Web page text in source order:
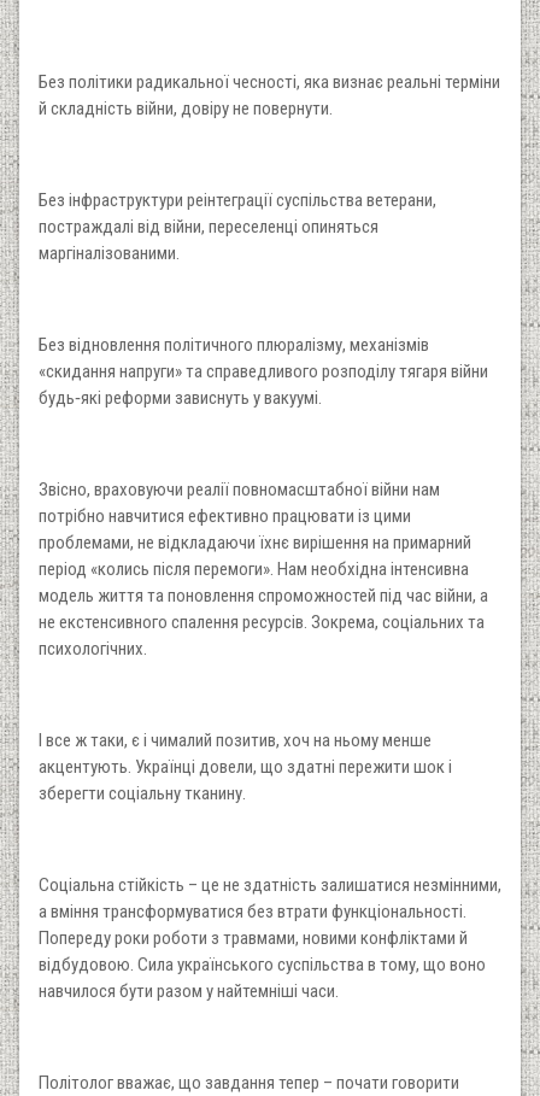
Без політики радикальної чесності, яка визнає реальні терміни
й складність війни, довіру не повернути.
Без інфраструктури реінтеграції суспільства ветерани,
постраждалі від війни, переселенці опиняться
маргіналізованими.
Без відновлення політичного плюралізму, механізмів
«скидання напруги» та справедливого розподілу тягаря війни
будь‑які реформи зависнуть у вакуумі.
Звісно, враховуючи реалії повномасштабної війни нам
потрібно навчитися ефективно працювати із цими
проблемами, не відкладаючи їхнє вирішення на примарний
період «колись після перемоги». Нам необхідна інтенсивна
модель життя та поновлення спроможностей під час війни, а
не екстенсивного спалення ресурсів. Зокрема, соціальних та
психологічних.
І все ж таки, є і чималий позитив, хоч на ньому менше
акцентують. Українці довели, що здатні пережити шок і
зберегти соціальну тканину.
Соціальна стійкість – це не здатність залишатися незмінними,
а вміння трансформуватися без втрати функціональності.
Попереду роки роботи з травмами, новими конфліктами й
відбудовою. Сила українського суспільства в тому, що воно
навчилося бути разом у найтемніші часи.
Політолог вважає, що завдання тепер – почати говорити